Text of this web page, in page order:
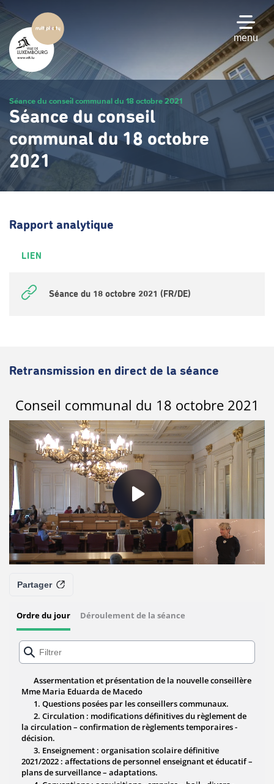
Passer
au
contenu
principal
menu
Séance du conseil communal du 18 octobre 2021
Séance du conseil
communal du 18 octobre
2021
Rapport analytique
LIEN
Séance du 18 octobre 2021 (FR/DE)
Retransmission en direct de la séance